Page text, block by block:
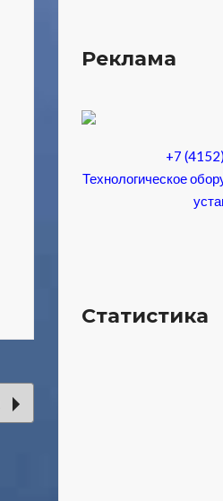
Реклама
+7
Технологическое
Статистика